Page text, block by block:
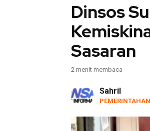
Dinsos
Sasaran
2 menit membaca
Sahril
PEMERINTAHAN